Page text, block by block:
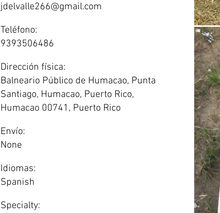
jdelvalle266@gmail.com
Teléfono:
9393506486
Dirección física:
Balneario Público de Humacao, Punta
Santiago, Humacao, Puerto Rico,
Humacao 00741, Puerto Rico
Envío:
None
Idiomas:
Spanish
Specialty: